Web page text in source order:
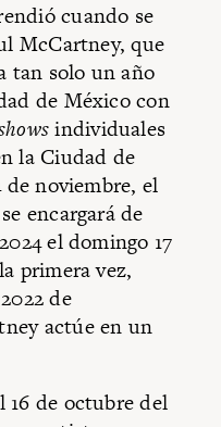
cuando se
McCartney, que
tan solo un año
de México con
individuales
la Ciudad de
de noviembre, el
encargará de
el domingo 17
primera vez,
de
actúe en un
16 de octubre del